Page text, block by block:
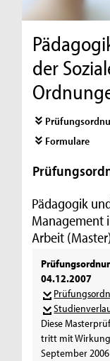
der
Formulare
Pädagogik
Management
Arbeit
04.12.2007
Diese
tritt mit
September